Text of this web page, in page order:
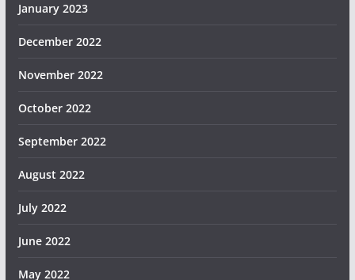
January 2023
December 2022
November 2022
October 2022
September 2022
August 2022
July 2022
June 2022
May 2022